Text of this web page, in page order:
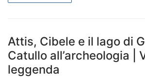
Attis, Cibele e il lago di
Catullo all’archeologia |
leggenda